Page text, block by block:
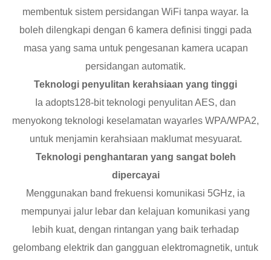
membentuk sistem persidangan WiFi tanpa wayar. Ia
boleh dilengkapi dengan 6 kamera definisi tinggi pada
masa yang sama untuk pengesanan kamera ucapan
persidangan automatik.
Teknologi penyulitan kerahsiaan yang tinggi
Ia adopts128-bit teknologi penyulitan AES, dan
menyokong teknologi keselamatan wayarles WPA/WPA2,
untuk menjamin kerahsiaan maklumat mesyuarat.
Teknologi penghantaran yang sangat boleh
dipercayai
Menggunakan band frekuensi komunikasi 5GHz, ia
mempunyai jalur lebar dan kelajuan komunikasi yang
lebih kuat, dengan rintangan yang baik terhadap
gelombang elektrik dan gangguan elektromagnetik, untuk